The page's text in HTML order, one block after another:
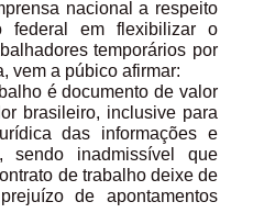
nacional a respeito
federal em flexibilizar o
temporários por
vem a púbico afirmar:
é documento de valor
brasileiro, inclusive para
das informações e
sendo inadmissível que
de trabalho deixe de
de apontamentos